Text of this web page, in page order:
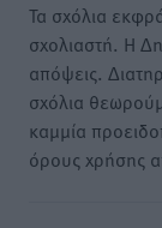
Τα σχόλια
σχολιαστή. Η
απόψεις.
σχόλια
καμμία
όρους χρήσης